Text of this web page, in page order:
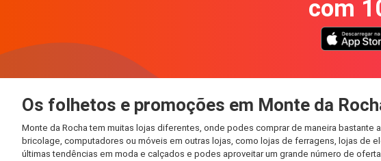
com
Os folhetos e promoções em Monte da
Monte da Rocha tem muitas lojas diferentes, onde podes comprar de maneira
bricolage, computadores ou móveis em outras lojas, como lojas de ferragens, lojas de
últimas tendências em moda e calçados e podes aproveitar um grande número de